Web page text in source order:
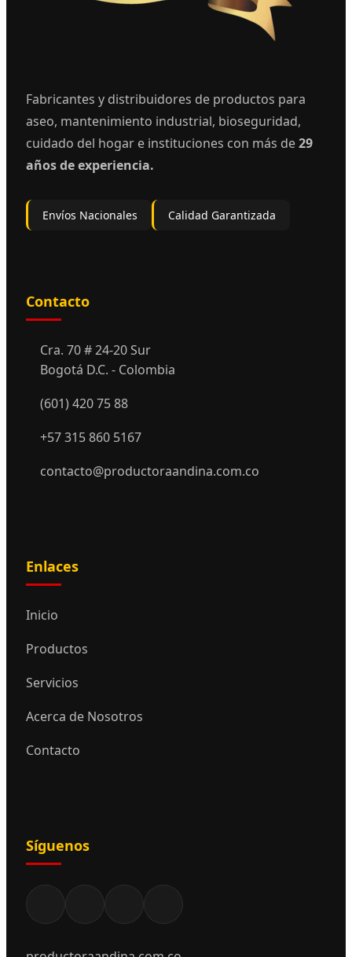
Fabricantes y distribuidores de productos para
aseo, mantenimiento industrial, bioseguridad,
cuidado del hogar e instituciones con más de29
años de experiencia.
Envíos Nacionales Calidad Garantizada
Contacto
Cra. 70 # 24-20 Sur
Bogotá D.C. - Colombia
(601) 420 75 88
+57 315 860 5167
contacto@productoraandina.com.co
Enlaces
Inicio
Productos
Servicios
Acerca de Nosotros
Contacto
Síguenos